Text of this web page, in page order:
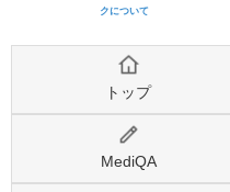
クについて
トップ
MediQA